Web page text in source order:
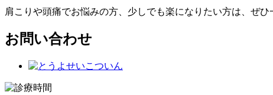
肩こりや頭痛でお悩みの方、少しでも楽になりたい方は、ぜひ
お問い合わせ